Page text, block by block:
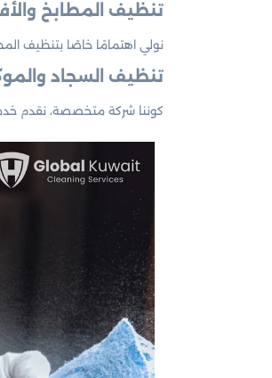
تنظيف المطابخ
نولي اهتمامًا خاصًا بتنظيف
تنظيف السجاد
كوننا شركة متخصصة، نقدم